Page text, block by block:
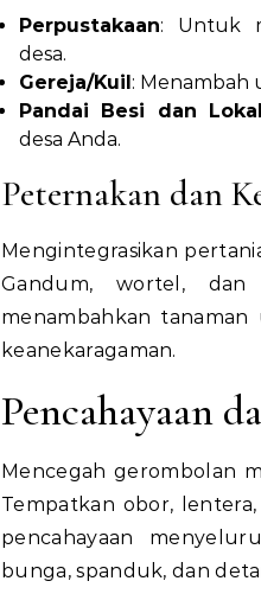
Perpustakaan: Untuk
desa.
Gereja/Kuil: Menambah
Pandai Besi dan
desa Anda.
Peternakan dan
Mengintegrasikan
Gandum, wortel, dan
menambahkan
keanekaragaman.
Pencahayaan
Mencegah gerombolan
Tempatkan obor,
pencahayaan
bunga, spanduk, dan